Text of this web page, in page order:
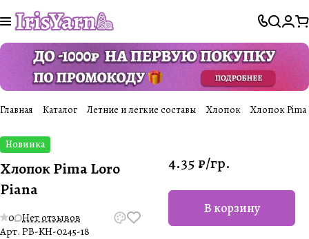
Главная Каталог Летние и легкие составы Хлопок Хлопок Pima
Новинка
Хлопок Pima Loro
Piana
0 Нет отзывов
Арт. PB-KH-0245-18
4.35 ₽/гр.
В корзину